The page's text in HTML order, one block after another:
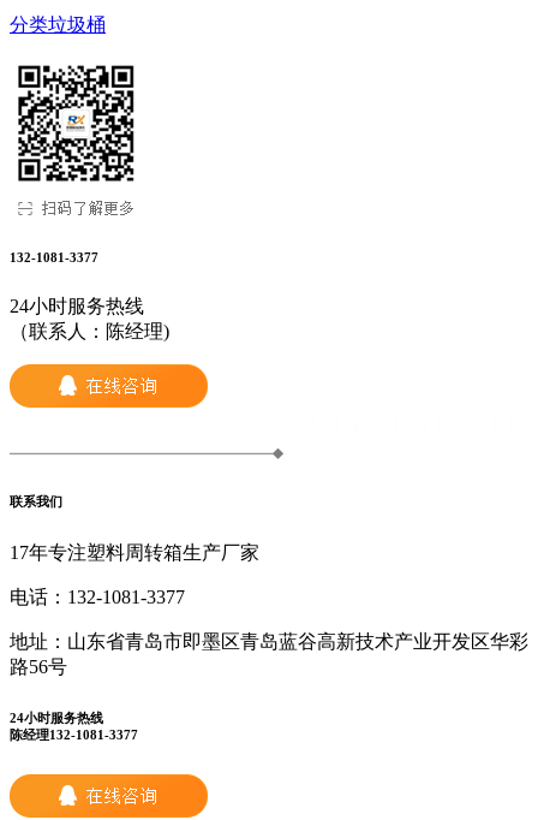
分类垃圾桶
132-1081-3377
24小时服务热线
（联系人：陈经理)
联系我们
17年专注塑料周转箱生产厂家
电话： 132-1081-3377
地址： 山东省青岛市即墨区青岛蓝谷高新技术产业开发区华彩
路56号
24小时服务热线
陈经理132-1081-3377